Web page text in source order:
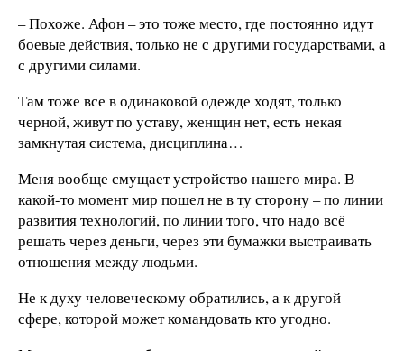
– Похоже. Афон – это тоже место, где постоянно идут
боевые действия, только не с другими государствами, а
с другими силами.
Там тоже все в одинаковой одежде ходят, только
черной, живут по уставу, женщин нет, есть некая
замкнутая система, дисциплина…
Меня вообще смущает устройство нашего мира. В
какой-то момент мир пошел не в ту сторону – по линии
развития технологий, по линии того, что надо всё
решать через деньги, через эти бумажки выстраивать
отношения между людьми.
Не к духу человеческому обратились, а к другой
сфере, которой может командовать кто угодно.